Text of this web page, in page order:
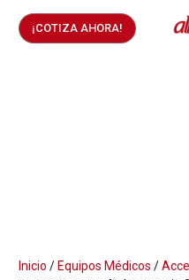
¡COTIZA AHORA!
Inicio / Equipos Médicos /